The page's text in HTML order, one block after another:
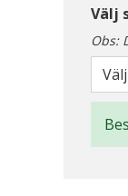
Välj
Obs: